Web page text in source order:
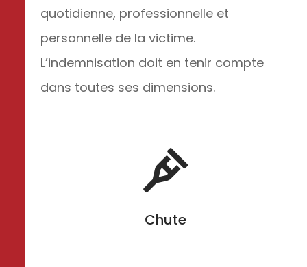
quotidienne, professionnelle et
personnelle de la victime.
L’indemnisation doit en tenir compte
dans toutes ses dimensions.

Chute